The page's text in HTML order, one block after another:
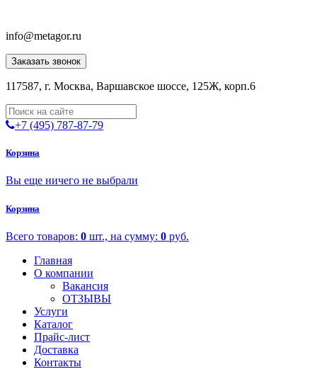
info@metagor.ru
Заказать звонок
117587, г. Москва, Варшавское шоссе, 125Ж, корп.6
+7 (495) 787-87-79
Корзина
Вы еще ничего не выбрали
Корзина
Всего товаров: 0 шт., на сумму: 0 руб.
Главная
О компании
Вакансия
ОТЗЫВЫ
Услуги
Каталог
Прайс-лист
Доставка
Контакты